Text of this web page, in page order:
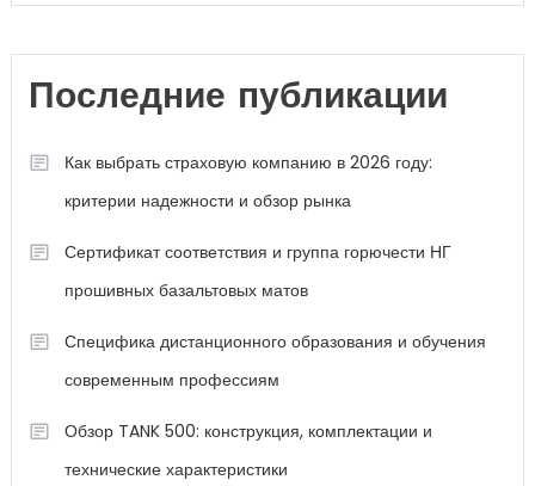
Последние публикации
Как выбрать страховую компанию в 2026 году:
критерии надежности и обзор рынка
Сертификат соответствия и группа горючести НГ
прошивных базальтовых матов
Специфика дистанционного образования и обучения
современным профессиям
Обзор TANK 500: конструкция, комплектации и
технические характеристики